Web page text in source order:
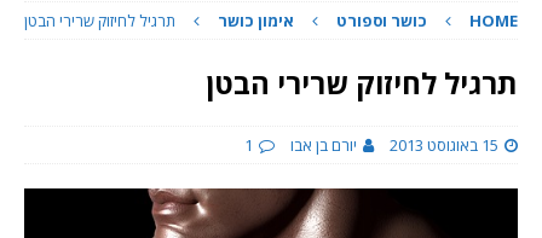
HOME כושר וספורט אימון כושר תרגיל לחיזוק שרירי הבטן
תרגיל לחיזוק שרירי הבטן
15 באוגוסט 2013 יורם בן אבו 1